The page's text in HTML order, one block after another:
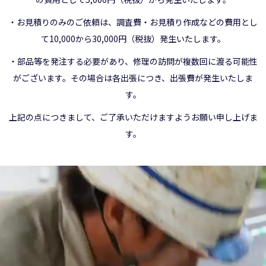
・お見積りのみのご依頼は、調査費・お見積り作成などの費用とし
て10,000から30,000円（税抜）発生いたします。
・部品等を発注する必要があり、修理の訪問が複数回に渡る可能性
がございます。その場合は各出張につき、出張費が発生いたしま
す。
上記の点につきまして、ご了承いただけますようお願い申し上げま
す。